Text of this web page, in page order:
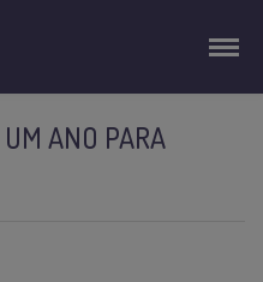
ANO PARA